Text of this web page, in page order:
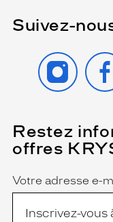
Suivez-
INSTAGRAM
Restez
offres
Name
Votre adresse e-
(Ce
champ
est
obligatoire)